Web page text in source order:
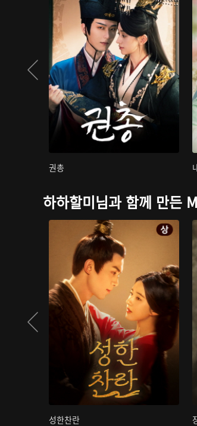
권총
하하할미님과 함께 만든
성한찬란